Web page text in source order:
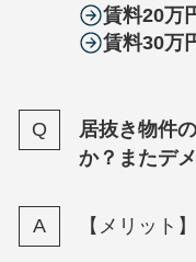
賃料20万
賃料30万
居抜き物件
か？またデ
【メリット】